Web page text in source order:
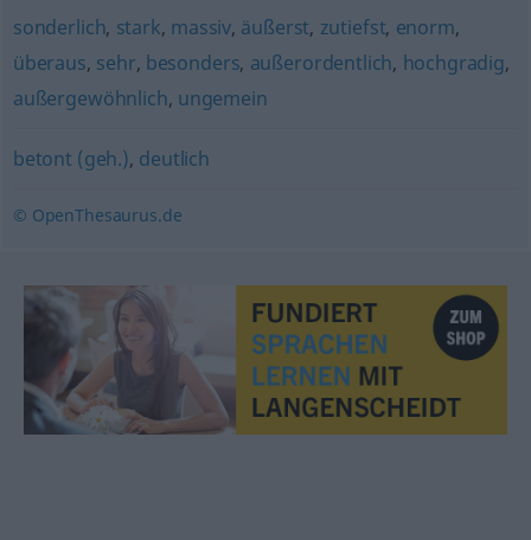
sonderlich, stark, massiv, äußerst, zutiefst, enorm,
überaus, sehr, besonders, außerordentlich, hochgradig,
außergewöhnlich, ungemein
betont (geh.), deutlich
© OpenThesaurus.de